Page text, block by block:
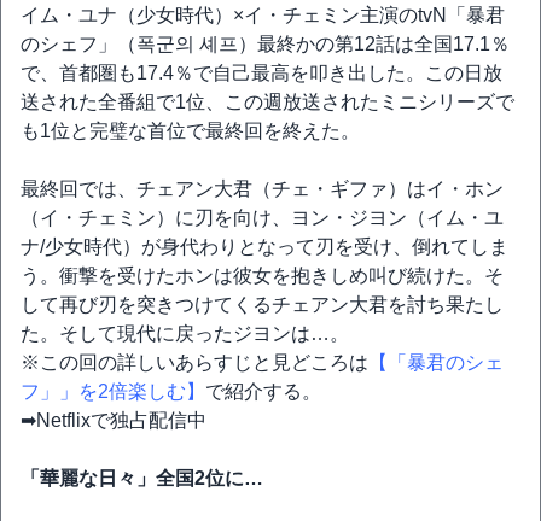
イム・ユナ（少女時代）×イ・チェミン主演のtvN「暴君
のシェフ」（폭군의 셰프）最終かの第12話は全国17.1％
で、首都圏も17.4％で自己最高を叩き出した。この日放
送された全番組で1位、この週放送されたミニシリーズで
も1位と完璧な首位で最終回を終えた。
最終回では、チェアン大君（チェ・ギファ）はイ・ホン
（イ・チェミン）に刃を向け、ヨン・ジヨン（イム・ユ
ナ/少女時代）が身代わりとなって刃を受け、倒れてしま
う。衝撃を受けたホンは彼女を抱きしめ叫び続けた。そ
して再び刃を突きつけてくるチェアン大君を討ち果たし
た。そして現代に戻ったジヨンは…。
※この回の詳しいあらすじと見どころは 【「暴君のシェ
フ」」を2倍楽しむ】 で紹介する。
➡Netflixで独占配信中
「華麗な日々」全国2位に…